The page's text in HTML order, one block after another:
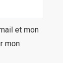
et mon
mon